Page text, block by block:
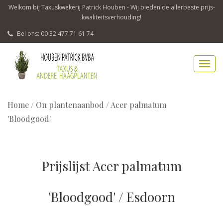
Welkom bij Taxuskwekerij Patrick Houben - Wij bieden de allerbeste prijs-
kwaliteitsverhouding!
Bel ons: 00 32 477 71 61 74
Home / On plantenaanbod / Acer palmatum
'Bloodgood'
Prijslijst Acer palmatum
'Bloodgood' / Esdoorn